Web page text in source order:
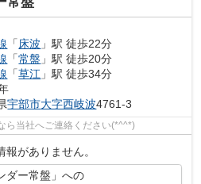
「床波 」駅 徒歩22分
「常盤 」駅 徒歩20分
「草江 」駅 徒歩34分
宇部市大字西岐波4761-3
ら当社へご連絡ください(*^^*)
報がありません。
ダー常盤」への